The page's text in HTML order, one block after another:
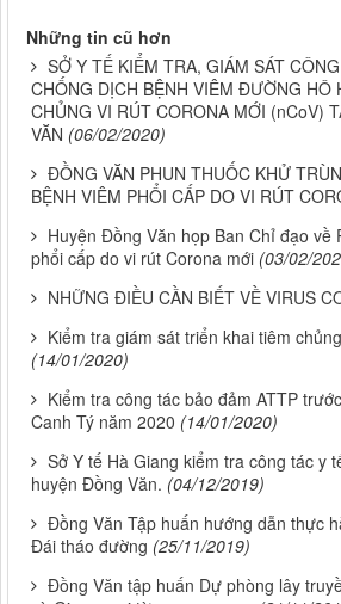
Những tin cũ hơn
SỞ Y TẾ KIỂM TRA, GIÁM SÁT
CHỐNG DỊCH BỆNH VIÊM ĐƯỜNG HÔ
CHỦNG VI RÚT CORONA MỚI (nCoV)
VĂN (06/02/2020)
ĐỒNG VĂN PHUN THUỐC KHỬ
BỆNH VIÊM PHỔI CẤP DO VI RÚT
Huyện Đồng Văn họp Ban Chỉ đạo về
phổi cấp do vi rút Corona mới (03/02/
NHỮNG ĐIỀU CẦN BIẾT VỀ VIRUS
Kiểm tra giám sát triển khai tiêm
(14/01/2020)
Kiểm tra công tác bảo đảm ATTP
Canh Tý năm 2020 (14/01/2020)
Sở Y tế Hà Giang kiểm tra công tác y
huyện Đồng Văn. (04/12/2019)
Đồng Văn Tập huấn hướng dẫn thực
Đái tháo đường (25/11/2019)
Đồng Văn tập huấn Dự phòng lây